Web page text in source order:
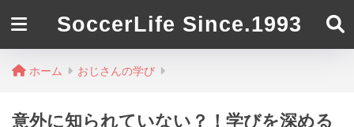
SoccerLife Since.1993
ホーム おじさんの学び
意外に知られていない？！学びを深める